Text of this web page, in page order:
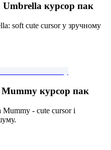
курсор пак
soft cute cursor у зручному
Mummy курсор пак
- cute cursor і